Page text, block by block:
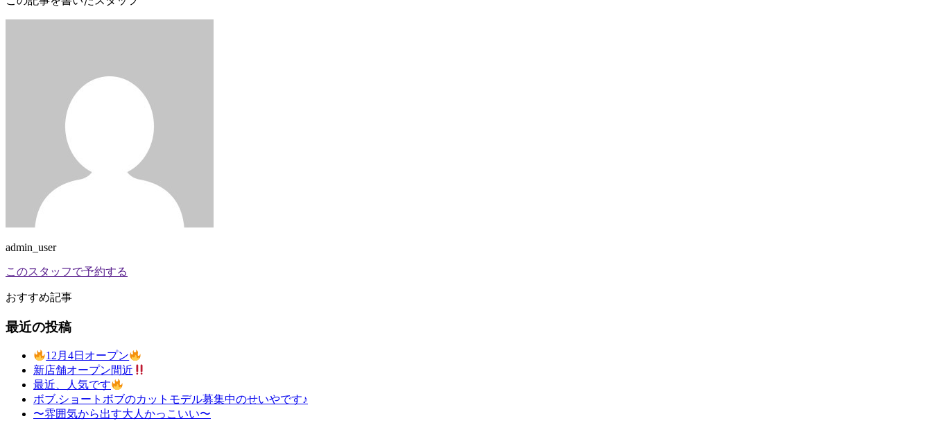
admin_user
このスタッフで予約する
おすすめ記事
最近の投稿
12月4日オープン
新店舗オープン間近
最近、人気です
ボブ.ショートボブのカットモデル募集中のせいやです♪
〜雰囲気から出す大人かっこいい〜